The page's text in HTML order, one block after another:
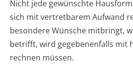
Nicht jede gewünschte
sich mit vertretbarem Aufwand
besondere Wünsche mitbringt,
betrifft, wird gegebenenfalls mit
rechnen müssen.